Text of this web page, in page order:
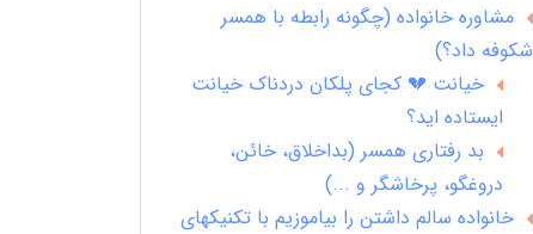
مشاوره خانواده (چگونه رابطه با همسر
شکوفه داد؟)
خیانت 💔 کجای پلکان دردناک خیانت
ایستاده اید؟
بد رفتاری همسر (بداخلاق، خائن،
دروغگو، پرخاشگر و ...)
خانواده سالم داشتن را بیاموزیم با تکنیکهای